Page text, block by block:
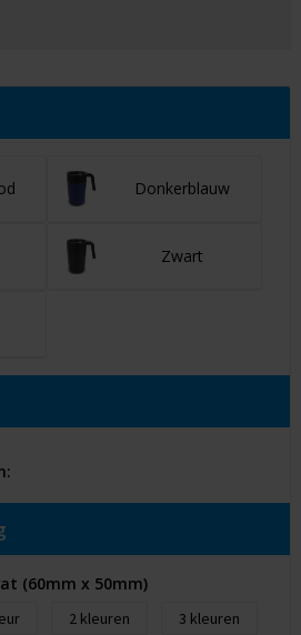
Donkerblauw
Zwart
(60mm x 50mm)
2
3